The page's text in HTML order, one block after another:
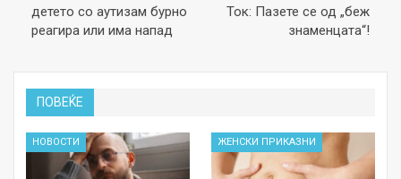
детето со аутизам бурно
реагира или има напад
Ток: Пазете се од „беж
знаменцата“!
ПОВЕЌЕ
НОВОСТИ ЖЕНСКИ ПРИКАЗНИ